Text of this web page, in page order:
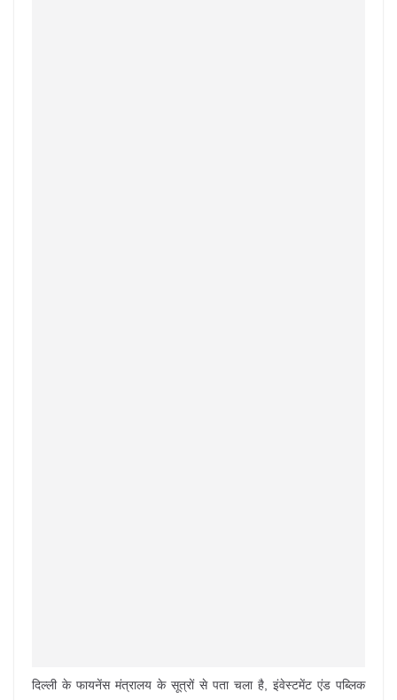
दिल्ली के फायनेंस मंत्रालय के सूत्रों से पता चला है, इंवेस्टमेंट एंड पब्लिक